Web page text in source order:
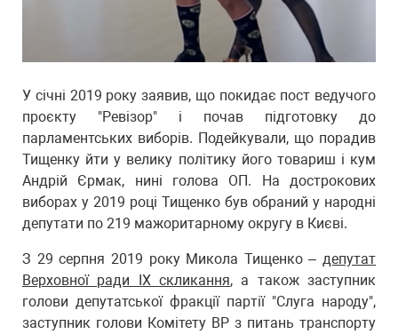
У січні 2019 року заявив, що покидає пост ведучого
проєкту "Ревізор" і почав підготовку до
парламентських виборів. Подейкували, що порадив
Тищенку йти у велику політику його товариш і кум
Андрій Єрмак, нині голова ОП. На дострокових
виборах у 2019 році Тищенко був обраний у народні
депутати по 219 мажоритарному округу в Києві.
З 29 серпня 2019 року Микола Тищенко – депутат
Верховної ради IX скликання, а також заступник
голови депутатської фракції партії "Слуга народу",
заступник голови Комітету ВР з питань транспорту